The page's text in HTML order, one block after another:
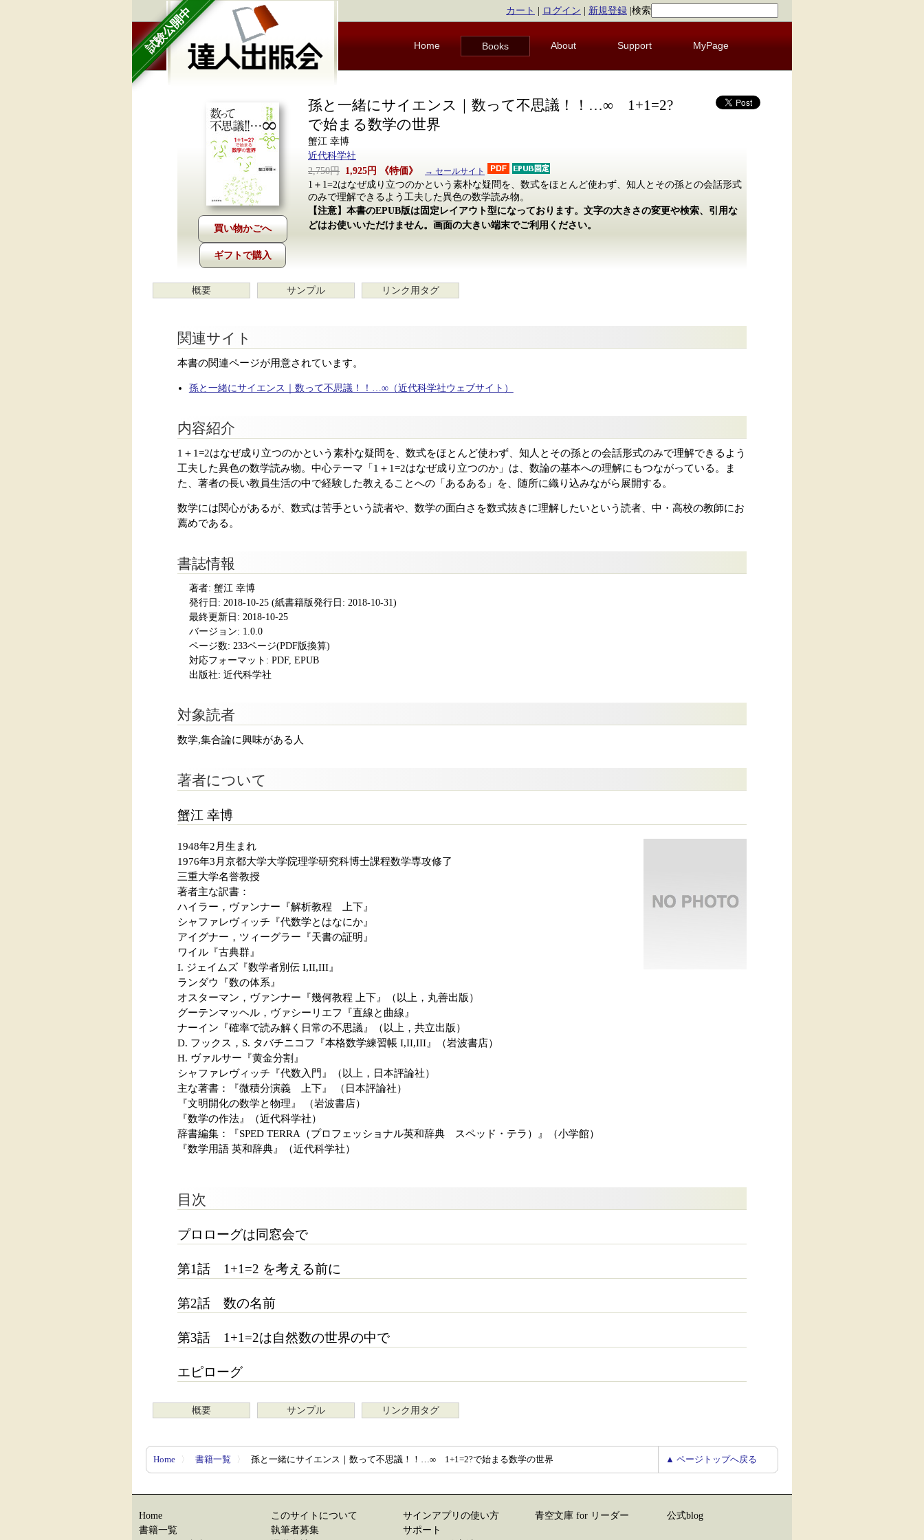
試験公開中 カート ログイン 新規登録 検索
Home Books About Support MyPage
ギフトで購入
孫と一緒にサイエンス｜数って不思議！！…∞ 1+1=2?
で始まる数学の世界
蟹江 幸博
近代科学社
2,750円 1,925円 《特価》 → セールサイト
1＋1=2はなぜ成り立つのかという素朴な疑問を、数式をほとんど使わず、知人とその孫との会話形式
のみで理解できるよう工夫した異色の数学読み物。
【注意】本書のEPUB版は固定レイアウト型になっております。文字の大きさの変更や検索、引用な
どはお使いいただけません。画面の大きい端末でご利用ください。
概要 サンプル リンク用タグ
関連サイト
本書の関連ページが用意されています。
孫と一緒にサイエンス｜数って不思議！！…∞（近代科学社ウェブサイト）
内容紹介
1＋1=2はなぜ成り立つのかという素朴な疑問を、数式をほとんど使わず、知人とその孫との会話形式のみで理解できるよう
工夫した異色の数学読み物。中心テーマ「1＋1=2はなぜ成り立つのか」は、数論の基本への理解にもつながっている。ま
た、著者の長い教員生活の中で経験した教えることへの「あるある」を、随所に織り込みながら展開する。
数学には関心があるが、数式は苦手という読者や、数学の面白さを数式抜きに理解したいという読者、中・高校の教師にお
薦めである。
書誌情報
著者: 蟹江 幸博
発行日: 2018-10-25(紙書籍版発行日: 2018-10-31)
最終更新日: 2018-10-25
バージョン: 1.0.0
ページ数: 233ページ(PDF版換算)
対応フォーマット: PDF, EPUB
出版社: 近代科学社
対象読者
数学,集合論に興味がある人
著者について
蟹江 幸博
1948年2月生まれ
1976年3月京都大学大学院理学研究科博士課程数学専攻修了
三重大学名誉教授
著者主な訳書：
ハイラー，ヴァンナー『解析教程 上下』
シャファレヴィッチ『代数学とはなにか』
アイグナー，ツィーグラー『天書の証明』
ワイル『古典群』
I. ジェイムズ『数学者別伝 I,II,III』
ランダウ『数の体系』
オスターマン，ヴァンナー『幾何教程 上下』（以上，丸善出版）
グーテンマッヘル，ヴァシーリエフ『直線と曲線』
ナーイン『確率で読み解く日常の不思議』（以上，共立出版）
D. フックス，S. タバチニコフ『本格数学練習帳 I,II,III』（岩波書店）
H. ヴァルサー『黄金分割』
シャファレヴィッチ『代数入門』（以上，日本評論社）
主な著書：『微積分演義 上下』 （日本評論社）
『文明開化の数学と物理』 （岩波書店）
『数学の作法』（近代科学社）
辞書編集：『SPED TERRA（プロフェッショナル英和辞典 スペッド・テラ）』（小学館）
『数学用語 英和辞典』（近代科学社）
目次
プロローグは同窓会で
第1話 1+1=2 を考える前に
第2話 数の名前
第3話 1+1=2は自然数の世界の中で
エピローグ
概要 サンプル リンク用タグ
Home 〉 書籍一覧 〉 孫と一緒にサイエンス｜数って不思議！！…∞ 1+1=2?で始まる数学の世界 ▲ ページトップへ戻る
Home
書籍一覧
このサイトについて
執筆者募集
サインアプリの使い方
サポート
青空文庫 for リーダー 公式blog